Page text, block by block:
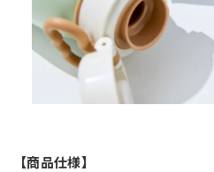
【商品仕様】